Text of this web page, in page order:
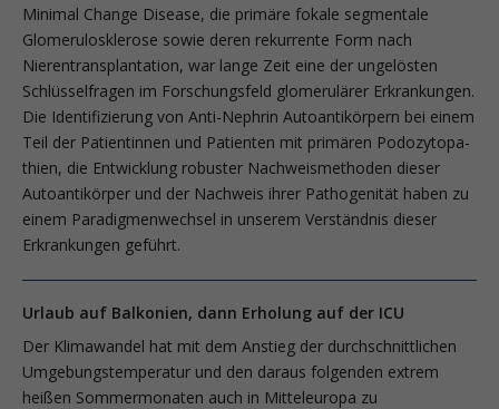
Minimal Change Disease, die primäre fokale segmentale
Glomerulosklerose sowie deren rekurrente Form nach
Nierentransplantation, war lange Zeit eine der ungelösten
Schlüsselfragen im Forschungsfeld glomerulärer Erkrankungen.
Die Identifizierung von Anti-Nephrin Autoantikörpern bei einem
Teil der Patientinnen und Patienten mit primären Podozytopa­
thien, die Entwicklung robuster Nachweismethoden dieser
Autoantikörper und der Nachweis ihrer Pathogenität haben zu
einem Paradigmenwechsel in unserem Verständnis dieser
Erkrankungen geführt.
Urlaub auf Balkonien, dann Erholung auf der ICU
Der Klimawandel hat mit dem Anstieg der durchschnittlichen
Umgebungstemperatur und den daraus folgenden extrem
heißen Sommermonaten auch in Mitteleuropa zu